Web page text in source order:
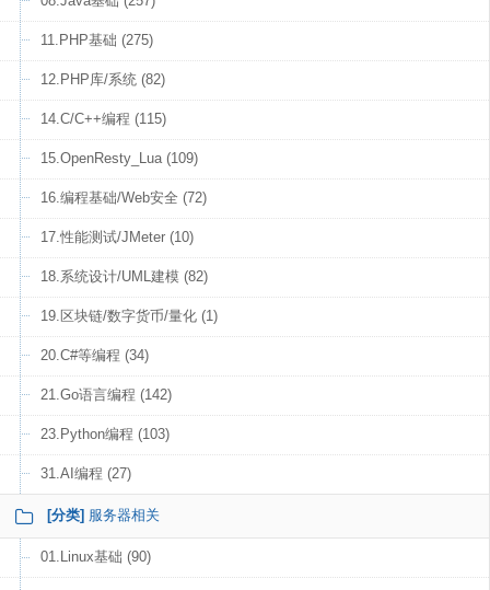
11.PHP基础 (275)
12.PHP库/系统 (82)
14.C/C++编程 (115)
15.OpenResty_Lua (109)
16.编程基础/Web安全 (72)
17.性能测试/JMeter (10)
18.系统设计/UML建模 (82)
19.区块链/数字货币/量化 (1)
20.C#等编程 (34)
21.Go语言编程 (142)
23.Python编程 (103)
31.AI编程 (27)
[分类] 服务器相关
01.Linux基础 (90)